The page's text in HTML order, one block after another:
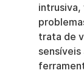
intrusiva,
trata de
sensíveis